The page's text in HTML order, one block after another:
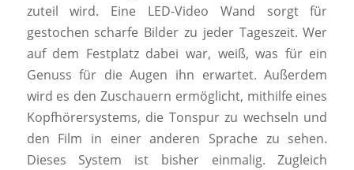
zuteil wird. Eine LED-Video Wand sorgt für
gestochen scharfe Bilder zu jeder Tageszeit. Wer
auf dem Festplatz dabei war, weiß, was für ein
Genuss für die Augen ihn erwartet. Außerdem
wird es den Zuschauern ermöglicht, mithilfe eines
Kopfhörersystems, die Tonspur zu wechseln und
den Film in einer anderen Sprache zu sehen.
Dieses System ist bisher einmalig. Zugleich